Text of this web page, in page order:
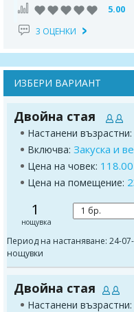
5.00
3 ОЦЕНКИ
ИЗБЕРИ ВАРИАНТ
Двойна стая
Настанени възрастни:
Включва: Закуска и
Цена на човек:
Цена на помещение:
1
нощувка
Период на настаняване: 24-
нощувки
Двойна стая
Настанени възрастни: